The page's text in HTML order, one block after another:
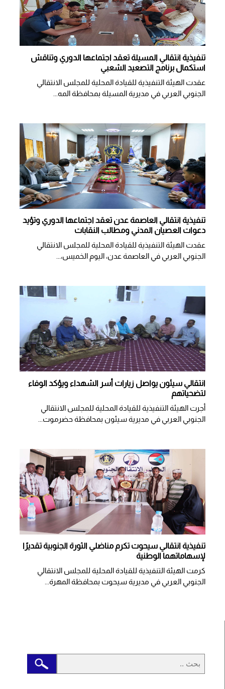
تنفيذية انتقالي المسيلة تعقد اجتماعها الدوري وتناقش
استكمال برنامج التصعيد الشعبي
عقدت الهيئة التنفيذية للقيادة المحلية للمجلس الانتقالي
الجنوبي العربي في مديرية المسيلة بمحافظة المه...
تنفيذية انتقالي العاصمة عدن تعقد اجتماعها الدوري وتؤيد
دعوات العصيان المدني ومطالب النقابات
​عقدت الهيئة التنفيذية للقيادة المحلية للمجلس الانتقالي
الجنوبي العربي في العاصمة عدن، اليوم الخميس،...
انتقالي سيئون يواصل زيارات أسر الشهداء ويؤكد الوفاء
لتضحياتهم
أجرت الهيئة التنفيذية للقيادة المحلية للمجلس الانتقالي
الجنوبي العربي في مديرية سيئون بمحافظة حضرموت...
تنفيذية انتقالي سيحوت تكرم مناضلي الثورة الجنوبية تقديرًا
لإسهاماتهما الوطنية
كرمت الهيئة التنفيذية للقيادة المحلية للمجلس الانتقالي
الجنوبي العربي في مديرية سيحوت بمحافظة المهرة...